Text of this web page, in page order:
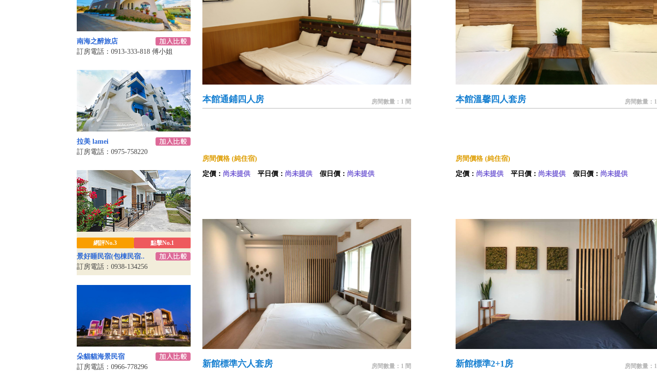
南海之醉旅店
訂房電話：0913-333-818 傅小姐
拉美 lamei
訂房電話：0975-758220
網評No.3 點擊No.1
景好睡民宿(包棟民宿..
訂房電話：0938-134256
朵貓貓海景民宿
訂房電話：0966-778296
本館通鋪四人房 房間數量：1 間
房間價格 (純住宿)
定價： 尚未提供 平日價： 尚未提供 假日價： 尚未提供
本館溫馨四人套房 房間數量：
房間價格 (純住宿)
定價： 尚未提供 平日價： 尚未提供 假日價： 尚未提供
新館標準六人套房 房間數量：1 間 新館標準2+1房 房間數量：